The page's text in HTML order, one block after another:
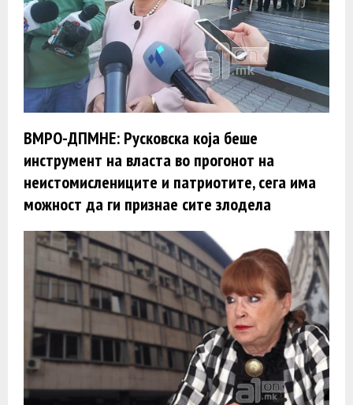
ВМРО-ДПМНЕ: Русковска која беше
инструмент на власта во прогонот на
неистомислениците и патриотите, сега има
можност да ги признае сите злодела